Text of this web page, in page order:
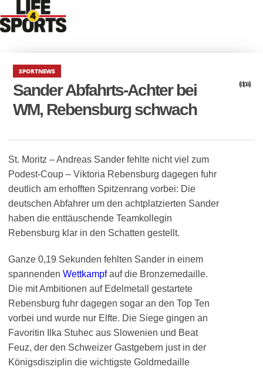
SPORTNEWS
Sander Abfahrts-Achter bei
WM, Rebensburg schwach
(dpa)
St. Moritz – Andreas Sander fehlte nicht viel zum
Podest-Coup – Viktoria Rebensburg dagegen fuhr
deutlich am erhofften Spitzenrang vorbei: Die
deutschen Abfahrer um den achtplatzierten Sander
haben die enttäuschende Teamkollegin
Rebensburg klar in den Schatten gestellt.
Ganze 0,19 Sekunden fehlten Sander in einem
spannenden Wettkampfauf die Bronzemedaille.
Die mit Ambitionen auf Edelmetall gestartete
Rebensburg fuhr dagegen sogar an den Top Ten
vorbei und wurde nur Elfte. Die Siege gingen an
Favoritin Ilka Stuhec aus Slowenien und Beat
Feuz, der den Schweizer Gastgebern just in der
Königsdisziplin die wichtigste Goldmedaille